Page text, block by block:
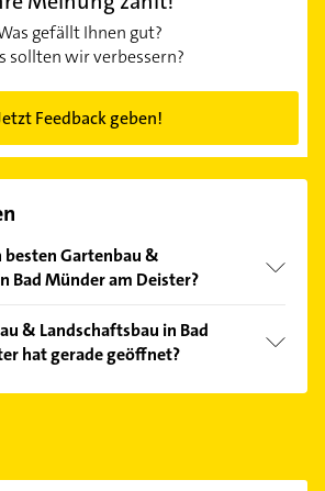
gefällt Ihnen gut?
sollten wir verbessern?
Feedback geben!
besten Gartenbau &
Bad Münder am Deister?
und profitieren Sie von den
Suchergebnisse können Sie sich
sortiert anzeigen lassen.
& Landschaftsbau in Bad
hat gerade geöffnet?
finden Sie alleÖffnungszeiten.
können.